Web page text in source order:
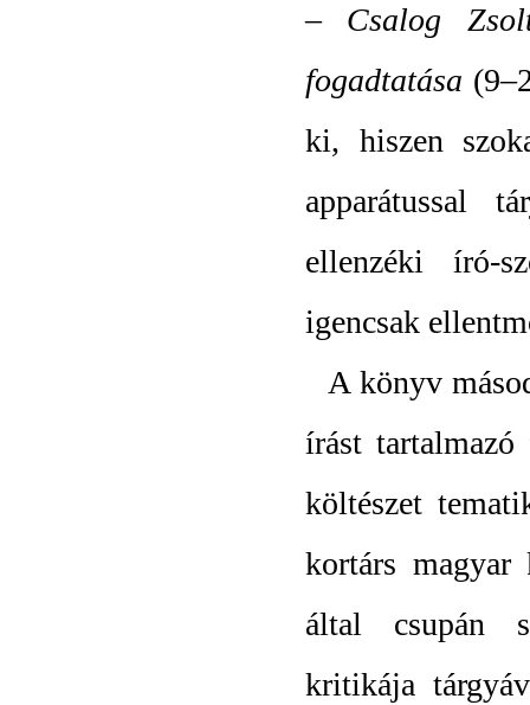
– Csalog
fogadtatása (9–
ki, hiszen
apparátussal
ellenzéki író-
igencsak
A könyv
írást
költészet
kortárs
által csupán
kritikája